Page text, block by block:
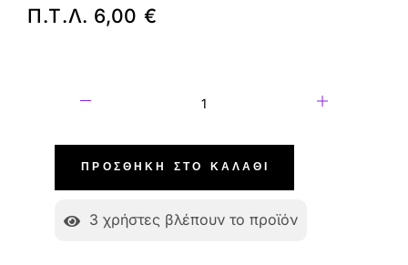
Π.Τ.Λ. 6,00 €
ΠΡΟΣΘΉΚΗ ΣΤΟ ΚΑΛΆΘΙ
3 χρήστες βλέπουν το προϊόν